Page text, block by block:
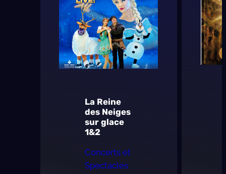
conscience
La Reine
des Neiges
sur glace
1&2
Concerts et
Spectacles